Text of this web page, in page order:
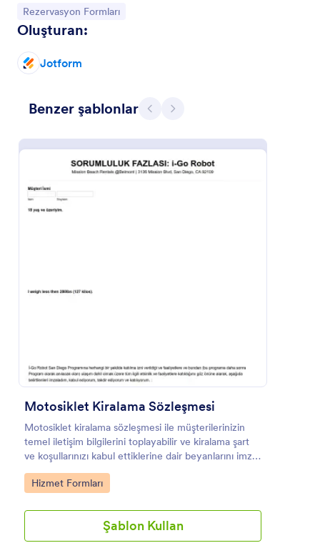
Kategoriye git:
Rezervasyon Formları
Oluşturan:
Jotform
Benzer şablonlar Geriİleri
Motosiklet Kiralama Sözleşmesi
Motosiklet kiralama sözleşmesi ile müşterilerinizin
temel iletişim bilgilerini toplayabilir ve kiralama şart
ve koşullarınızı kabul ettiklerine dair beyanlarını imzalı
bir biçimde alabilirsiniz.
Go to Category:
Hizmet Formları
Şablon Kullan
Bir aracınızı kiraya vermek istiyorsanız bu form
kişisel bilgileri toplayabilirsiniz.
Go to Category:
Emlak Formları